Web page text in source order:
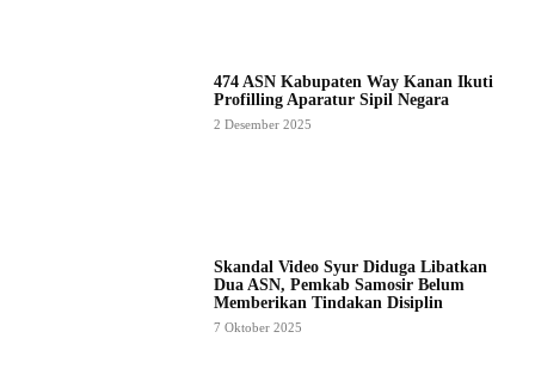
474 ASN Kabupaten Way Kanan Ikuti
Profilling Aparatur Sipil Negara
2 Desember 2025
Skandal Video Syur Diduga Libatkan
Dua ASN, Pemkab Samosir Belum
Memberikan Tindakan Disiplin
7 Oktober 2025